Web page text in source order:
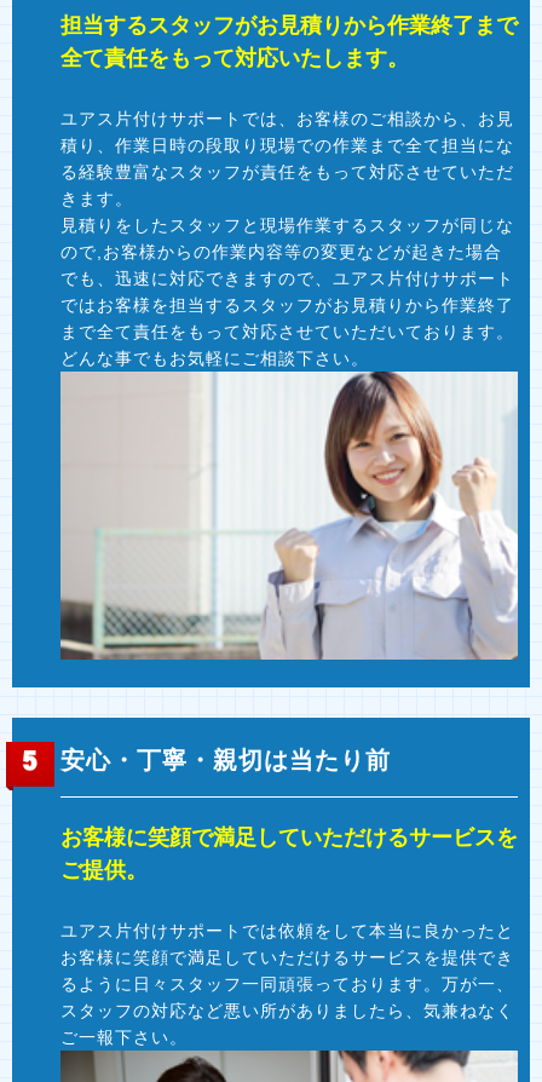
担当するスタッフがお見積りから作業終了まで
全て責任をもって対応いたします。
ユアス片付けサポートでは、お客様のご相談から、お見
積り、作業日時の段取り現場での作業まで全て担当にな
る経験豊富なスタッフが責任をもって対応させていただ
きます。
見積りをしたスタッフと現場作業するスタッフが同じな
ので,お客様からの作業内容等の変更などが起きた場合
でも、迅速に対応できますので、ユアス片付けサポート
ではお客様を担当するスタッフがお見積りから作業終了
まで全て責任をもって対応させていただいております。
どんな事でもお気軽にご相談下さい。
安心・丁寧・親切は当たり前
お客様に笑顔で満足していただけるサービスを
ご提供。
ユアス片付けサポートでは依頼をして本当に良かったと
お客様に笑顔で満足していただけるサービスを提供でき
るように日々スタッフ一同頑張っております。万が一、
スタッフの対応など悪い所がありましたら、気兼ねなく
ご一報下さい。